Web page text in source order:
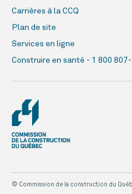
Carrières à la CCQ
Plan de site
Services en ligne
Construire en santé - 1 800
© Commission de la construction du